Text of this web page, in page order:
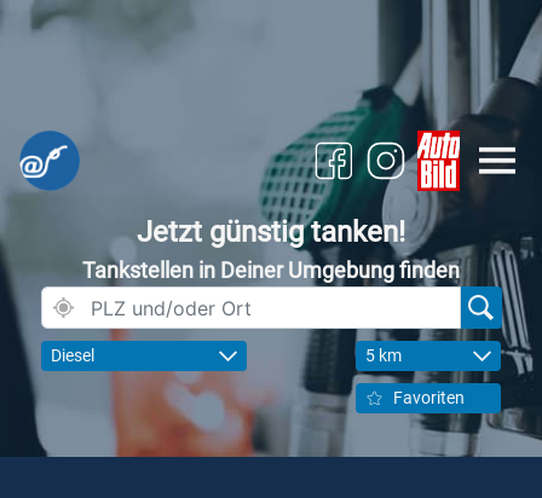
Jetzt günstig tanken!
Tankstellen in Deiner Umgebung finden
Diesel 5 km
Favoriten